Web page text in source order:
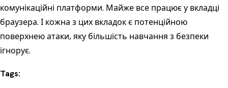
комунікаційні платформи. Майже все працює у вкладці
браузера. І кожна з цих вкладок є потенційною
поверхнею атаки, яку більшість навчання з безпеки
ігнорує.
Tags: